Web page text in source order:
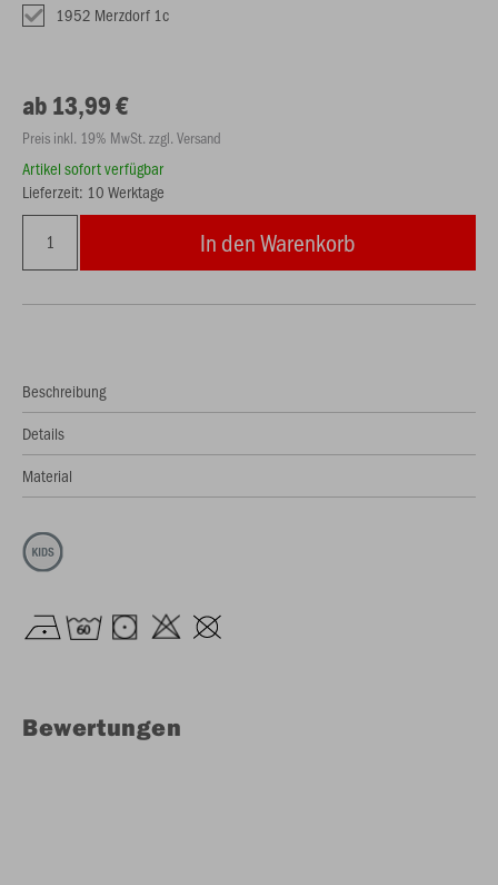
1952 Merzdorf 1c
ab 13,99 €
Preis inkl. 19% MwSt. zzgl. Versand
Artikel sofort verfügbar
Lieferzeit: 10 Werktage
In den Warenkorb
Beschreibung
Details
Material
Bewertungen